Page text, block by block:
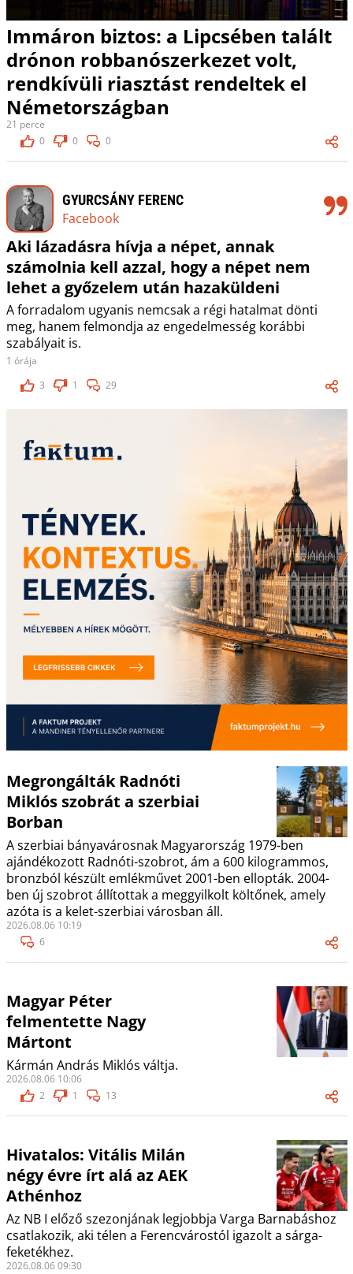
Immáron biztos: a Lipcsében talált
drónon robbanószerkezet volt,
rendkívüli riasztást rendeltek el
Németországban
21 perce
0
0 0
GYURCSÁNY FERENC
Facebook
Aki lázadásra hívja a népet, annak
számolnia kell azzal, hogy a népet nem
lehet a győzelem után hazaküldeni
A forradalom ugyanis nemcsak a régi hatalmat dönti
meg, hanem felmondja az engedelmesség korábbi
szabályait is.
1 órája
3
1 29
Megrongálták Radnóti
Miklós szobrát a szerbiai
Borban
A szerbiai bányavárosnak Magyarország 1979-ben
ajándékozott Radnóti-szobrot, ám a 600 kilogrammos,
bronzból készült emlékművet 2001-ben ellopták. 2004-
ben új szobrot állítottak a meggyilkolt költőnek, amely
azóta is a kelet-szerbiai városban áll.
2026.08.06 10:19
6
Magyar Péter
felmentette Nagy
Mártont
Kármán András Miklós váltja.
2026.08.06 10:06
2
1 13
Hivatalos: Vitális Milán
négy évre írt alá az AEK
Athénhoz
Az NB I előző szezonjának legjobbja Varga Barnabáshoz
csatlakozik, aki télen a Ferencvárostól igazolt a sárga-
feketékhez.
2026.08.06 09:30